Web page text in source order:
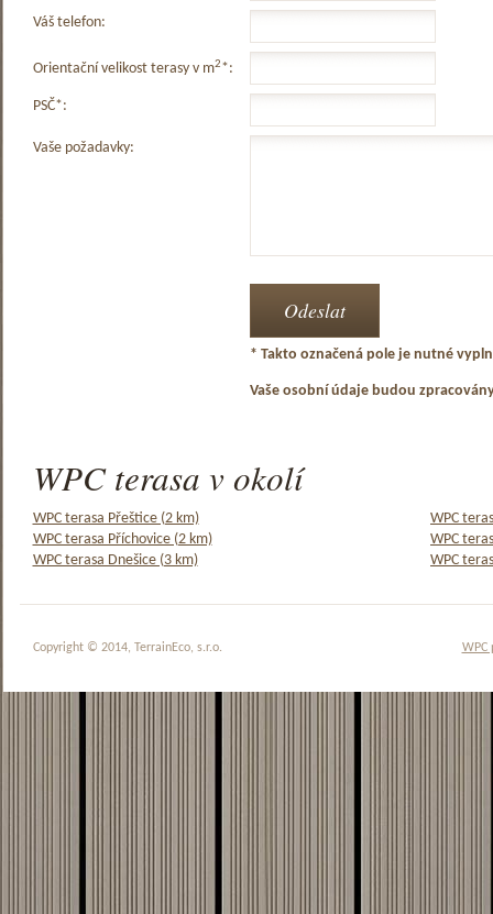
Váš telefon:
Orientační velikost terasy v m2*:
PSČ*:
Vaše požadavky:
* Takto označená pole je nutné
Vaše osobní údaje budou
WPC terasa v okolí
WPC terasa Přeštice (2 km)
WPC
WPC terasa Příchovice (2 km)
WPC
WPC terasa Dnešice (3 km)
WPC
WPC
Copyright © 2014, TerrainEco, s.r.o.